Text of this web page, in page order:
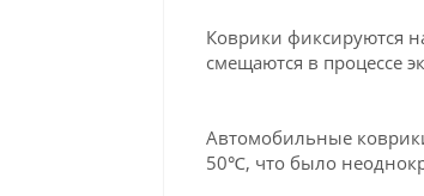
Коврики фиксируются
смещаются в процессе
Автомобильные
50℃, что было